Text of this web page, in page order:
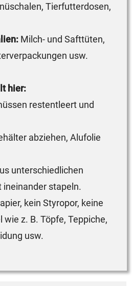
Tierfutterdosen,
Milch- und Safttüten,
usw.
hier:
restentleert und
abziehen, Alufolie
unterschiedlichen
stapeln.
kein Styropor, keine
wie z. B. Töpfe, Teppiche,
usw.